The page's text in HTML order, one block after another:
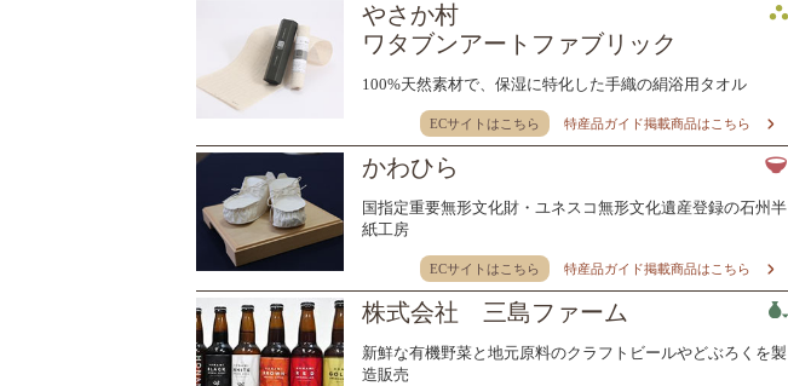
やさか村
ワタブンアートファブリック
100%天然素材で、保湿に特化した手織の絹浴用タオル
ECサイトはこちら 特産品ガイド掲載商品はこちら
かわひら
国指定重要無形文化財・ユネスコ無形文化遺産登録の石州半
紙工房
ECサイトはこちら 特産品ガイド掲載商品はこちら
株式会社 三島ファーム
新鮮な有機野菜と地元原料のクラフトビールやどぶろくを製
造販売